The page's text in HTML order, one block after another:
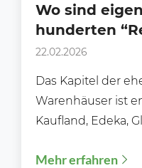
Wo sind
hunderten
22.02.2026
Das Kapitel der
Warenhäuser ist
Kaufland, Edeka,
Standorte....
Mehr erfahren